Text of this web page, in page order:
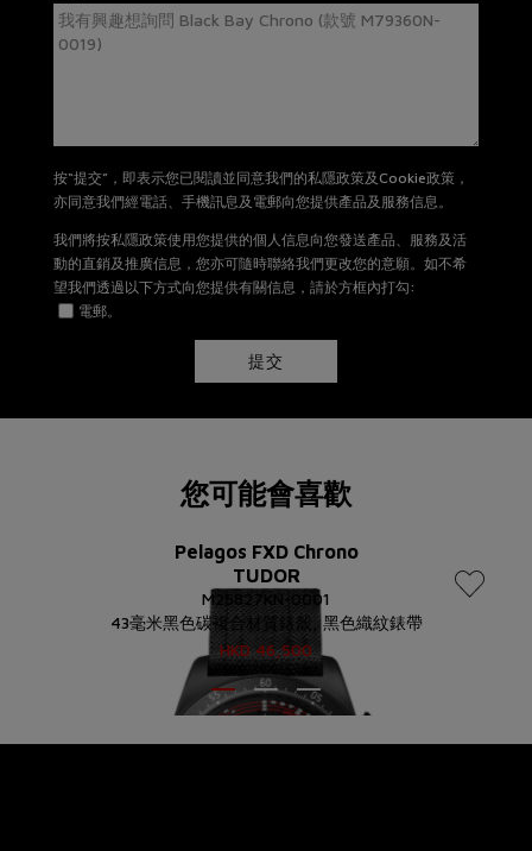
按“提交”，即表示您已閱讀並同意我們的私隱政策及Cookie政策，
亦同意我們經電話、手機訊息及電郵向您提供產品及服務信息。
我們將按私隱政策使用您提供的個人信息向您發送產品、服務及活
動的直銷及推廣信息，您亦可隨時聯絡我們更改您的意願。如不希
望我們透過以下方式向您提供有關信息，請於方框內打勾:
電郵。
提交
您可能會喜歡
Pelagos FXD Chrono
TUDOR
M25827KN-0001
43毫米黑色碳複合材質錶殼, 黑色織紋錶帶
HKD 46,500